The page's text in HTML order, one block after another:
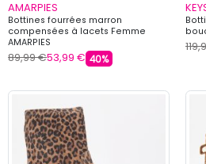
AMARPIES
Bottines fourrées marron
compensées à lacets Femme
AMARPIES
89,99 €53,99 € 40%